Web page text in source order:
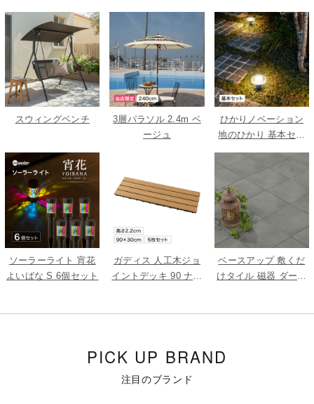
セット
スウィングベンチ
3層パラソル 2.4m ベ
ージュ
ひかりノベーション
地のひかり 基本セッ
ト
ソーラーライト 宵花
よいばな S 6個セット
ガディス 人工木ジョ
イントデッキ 90 ナチ
ベースアップ 敷くだ
けタイル 磁器 ダーク
PICK UP BRAND
注目のブランド